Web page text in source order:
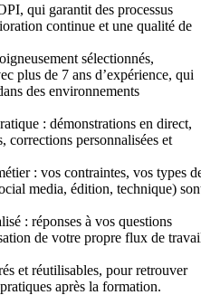
qui garantit des processus
continue et une qualité de
sélectionnés,
plus de 7 ans d’expérience, qui
des environnements
: démonstrations en direct,
corrections personnalisées et
: vos contraintes, vos types
media, édition, technique)
: réponses à vos questions
de votre propre flux de
et réutilisables, pour retrouver
après la formation.